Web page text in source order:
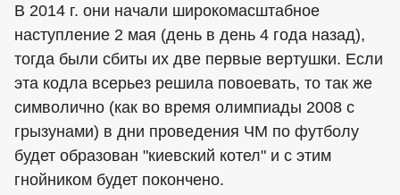
В 2014 г. они начали широкомасштабное
наступление 2 мая (день в день 4 года назад),
тогда были сбиты их две первые вертушки. Если
эта кодла всерьез решила повоевать, то так же
символично (как во время олимпиады 2008 с
грызунами) в дни проведения ЧМ по футболу
будет образован "киевский котел" и с этим
гнойником будет покончено.